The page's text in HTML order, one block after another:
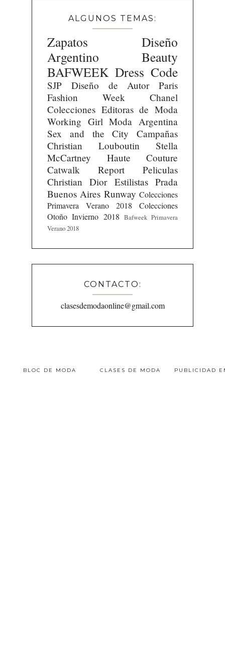
ALGUNOS TEMAS:
Zapatos
Diseño
Argentino
Beauty
BAFWEEK Dress Code
SJP Diseño de Autor
Paris
Fashion Week
Chanel
Colecciones Editoras de Moda
Working Girl Moda Argentina
Sex and the City
Campañas
Christian Louboutin
Stella
McCartney
Haute Couture
Catwalk Report
Peliculas
Christian Dior Estilistas Prada
Buenos Aires Runway Colecciones
Primavera Verano 2018
Colecciones
Otoño Invierno 2018 Bafweek Primavera
Verano 2018
CONTACTO:
clasesdemodaonline@gmail.com
BLOC DE MODA CLASES DE MODA PUBLICIDAD